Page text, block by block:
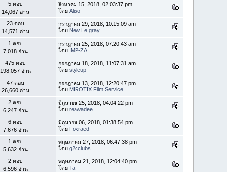
5 ตอบ
14,067 อ่าน
สิงหาคม 15, 2018, 02:03:37 pm
โดยAliso
23 ตอบ
14,571 อ่าน
กรกฎาคม 29, 2018, 10:15:09 am
โดย New Le gray
1 ตอบ
7,018 อ่าน
กรกฎาคม 25, 2018, 07:20:43 am
โดย IMP-ZA
475 ตอบ
198,057 อ่าน
กรกฎาคม 18, 2018, 11:07:31 am
โดยstyleup
47 ตอบ
26,660 อ่าน
กรกฎาคม 13, 2018, 12:20:47 pm
โดย MIROTIX Film Service
2 ตอบ
6,247 อ่าน
มิถุนายน 25, 2018, 04:04:22 pm
โดยreawadee
6 ตอบ
7,676 อ่าน
มิถุนายน 06, 2018, 01:38:54 pm
โดย Foxraed
1 ตอบ
5,632 อ่าน
พฤษภาคม 27, 2018, 06:47:38 pm
โดยg2cclubs
2 ตอบ
6,596 อ่าน
พฤษภาคม 21, 2018, 12:04:40 pm
โดยTa